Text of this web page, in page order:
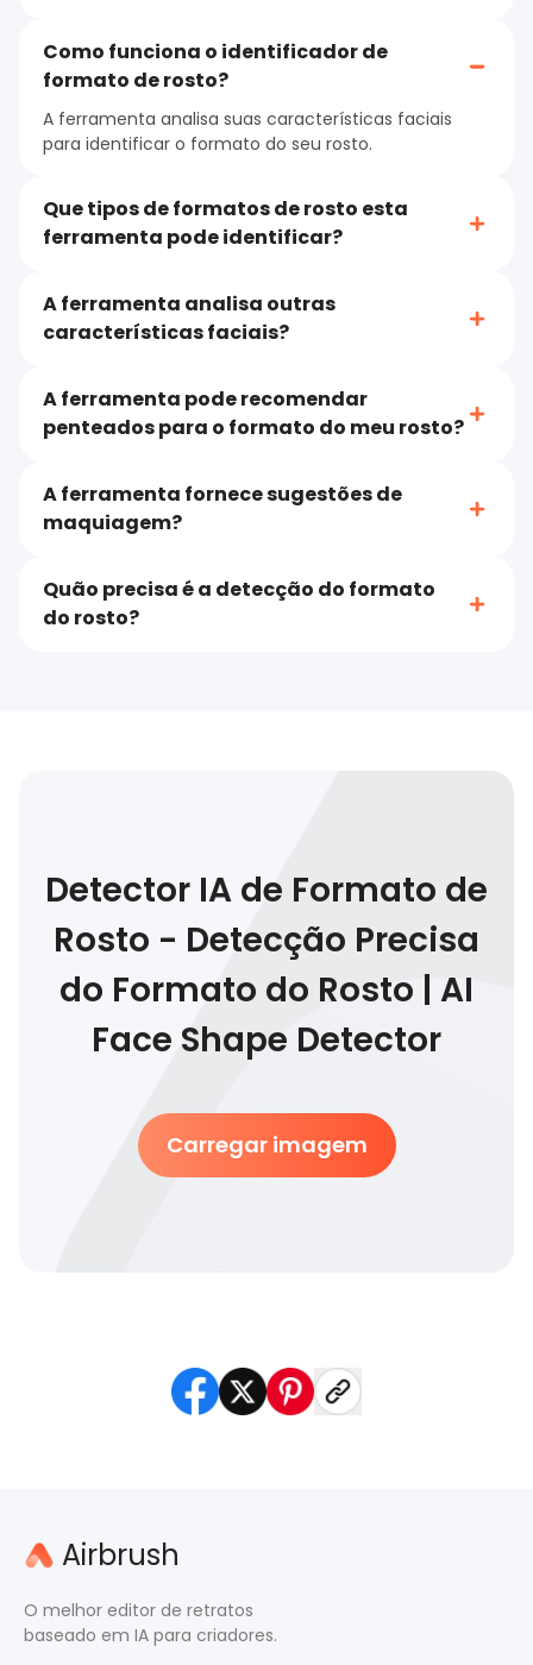
Como funciona o identificador de
formato de rosto?
A ferramenta analisa suas características faciais
para identificar o formato do seu rosto.
Que tipos de formatos de rosto esta
ferramenta pode identificar?
A ferramenta analisa outras
características faciais?
A ferramenta pode recomendar
penteados para o formato do meu rosto?
A ferramenta fornece sugestões de
maquiagem?
Quão precisa é a detecção do formato
do rosto?
Detector IA de Formato de
Rosto - Detecção Precisa
do Formato do Rosto | AI
Face Shape Detector
Carregar imagem
Airbrush
O melhor editor de retratos
baseado em IA para criadores.